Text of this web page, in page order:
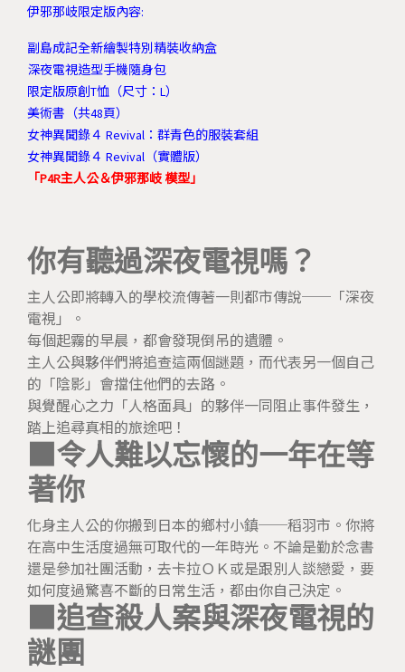
伊邪那岐限定版內容:
副島成記全新繪製特別精裝收納盒
深夜電視造型手機隨身包
限定版原創T恤（尺寸：L）
美術書（共48頁）
女神異聞錄４ Revival：群青色的服裝套組
女神異聞錄４ Revival（實體版）
「P4R主人公＆伊邪那岐 模型」
你有聽過深夜電視嗎？
主人公即將轉入的學校流傳著一則都市傳說──「深夜
電視」。
每個起霧的早晨，都會發現倒吊的遺體。
主人公與夥伴們將追查這兩個謎題，而代表另一個自己
的「陰影」會擋住他們的去路。
與覺醒心之力「人格面具」的夥伴一同阻止事件發生，
踏上追尋真相的旅途吧！
■令人難以忘懷的一年在等
著你
化身主人公的你搬到日本的鄉村小鎮──稻羽市。你將
在高中生活度過無可取代的一年時光。不論是勤於念書
還是參加社團活動，去卡拉ＯＫ或是跟別人談戀愛，要
如何度過驚喜不斷的日常生活，都由你自己決定。
■追查殺人案與深夜電視的
謎團